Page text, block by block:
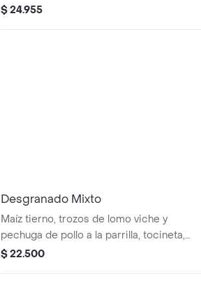
ensalada.
$ 24.955
Desgranado Mixto
Maíz tierno, trozos de lomo viche y
pechuga de pollo a la parrilla, tocineta,
queso mozzarella, papita, lechuga, salsa
$ 22.500